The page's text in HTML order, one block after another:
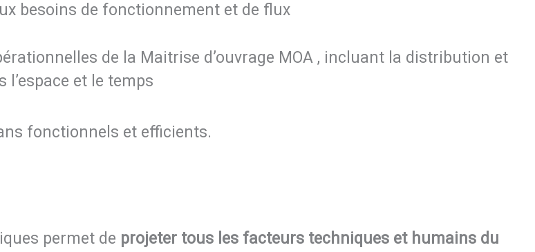
besoins de fonctionnement et de flux
de la Maitrise d’ouvrage MOA , incluant la distribution et
et le temps
fonctionnels et efficients.
permet de projeter tous les facteurs techniques et humains du